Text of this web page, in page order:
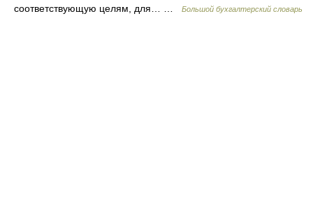
соответствующую целям, для… …
Большой бухгалтерский словарь